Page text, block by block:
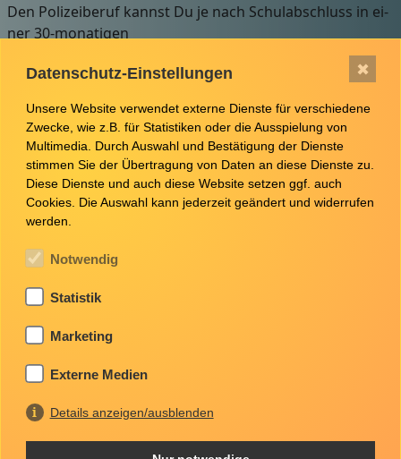
Den Po­li­zei­be­ruf kannst Du je nach Schul­ab­schluss in ei­
ner 30-mo­na­ti­gen
Aus­bil­dung oder ei­nem 45-mo­na­ti­gen Ba­che­lor-Stu­di­um
er­ler­nen.
und abwechslungsreichsten Berufe auszuüben.
Anforderungen
Du solltest aufgeschlossen und lernbereit sein
Datenschutz-Einstellungen
Unsere Website verwendet externe Dienste für verschiedene
Zwecke, wie z.B. für Statistiken oder die Ausspielung von
Multimedia. Durch Auswahl und Bestätigung der Dienste
stimmen Sie der Übertragung von Daten an diese Dienste zu.
Diese Dienste und auch diese Website setzen ggf. auch
Cookies. Die Auswahl kann jederzeit geändert und widerrufen
werden.
Notwendig
Statistik
Marketing
Externe Medien
Details anzeigen/ausblenden
✖